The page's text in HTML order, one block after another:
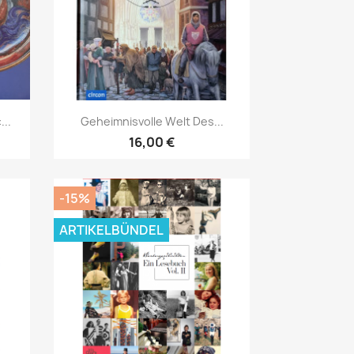
Vorschau
Geheimnisvolle Welt Des...
16,00 €
-15%
ARTIKELBÜNDEL